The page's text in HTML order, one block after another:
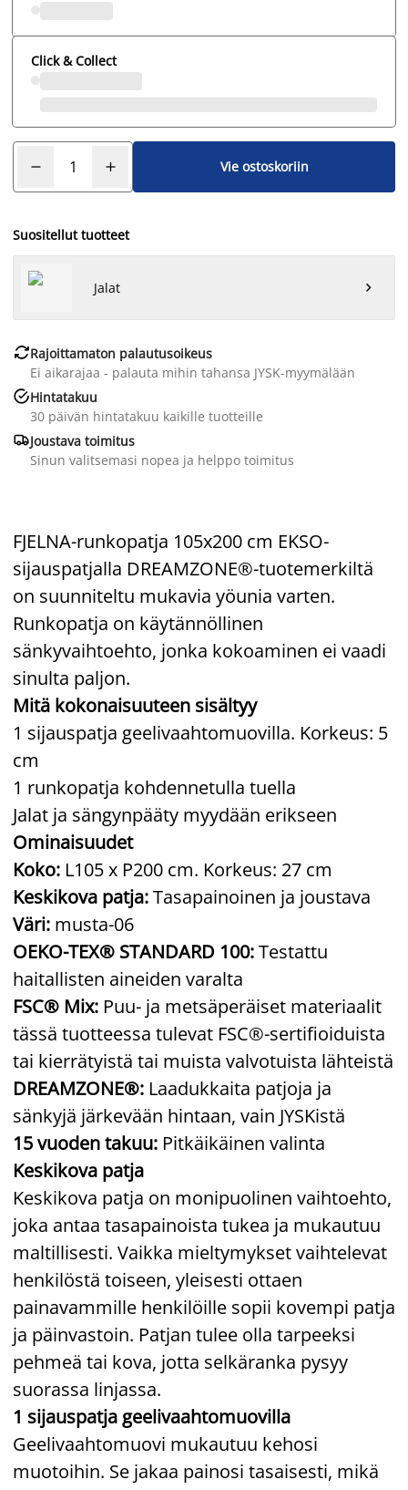
Click & Collect
Vie ostoskoriin
Suositellut tuotteet
Jalat 
Rajoittamaton palautusoikeus
Ei aikarajaa - palauta mihin tahansa JYSK-myymälään
Hintatakuu
30 päivän hintatakuu kaikille tuotteille
Joustava toimitus
Sinun valitsemasi nopea ja helppo toimitus
FJELNA-runkopatja 105x200 cm EKSO-
sijauspatjalla DREAMZONE®-tuotemerkiltä
on suunniteltu mukavia yöunia varten.
Runkopatja on käytännöllinen
sänkyvaihtoehto, jonka kokoaminen ei vaadi
sinulta paljon.
Mitä kokonaisuuteen sisältyy
1 sijauspatja geelivaahtomuovilla. Korkeus: 5
cm
1 runkopatja kohdennetulla tuella
Jalat ja sängynpääty myydään erikseen
Ominaisuudet
Koko: L105 x P200 cm. Korkeus: 27 cm
Keskikova patja:Tasapainoinen ja joustava
Väri: musta-06
OEKO-TEX® STANDARD 100:Testattu
haitallisten aineiden varalta
FSC® Mix: Puu- ja metsäperäiset materiaalit
tässä tuotteessa tulevat FSC®-sertifioiduista
tai kierrätyistä tai muista valvotuista lähteistä
DREAMZONE®: Laadukkaita patjoja ja
sänkyjä järkevään hintaan, vain JYSKistä
15 vuoden takuu: Pitkäikäinen valinta
Keskikova patja
Keskikova patja on monipuolinen vaihtoehto,
joka antaa tasapainoista tukea ja mukautuu
maltillisesti. Vaikka mieltymykset vaihtelevat
henkilöstä toiseen, yleisesti ottaen
painavammille henkilöille sopii kovempi patja
ja päinvastoin. Patjan tulee olla tarpeeksi
pehmeä tai kova, jotta selkäranka pysyy
suorassa linjassa.
1 sijauspatja geelivaahtomuovilla
Geelivaahtomuovi mukautuu kehosi
muotoihin. Se jakaa painosi tasaisesti, mikä